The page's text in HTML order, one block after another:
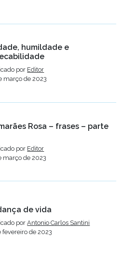
humildade e
por Editor
março de 2023
Rosa – frases – parte
por Editor
março de 2023
de vida
porAntonio Carlos Santini
fevereiro de 2023